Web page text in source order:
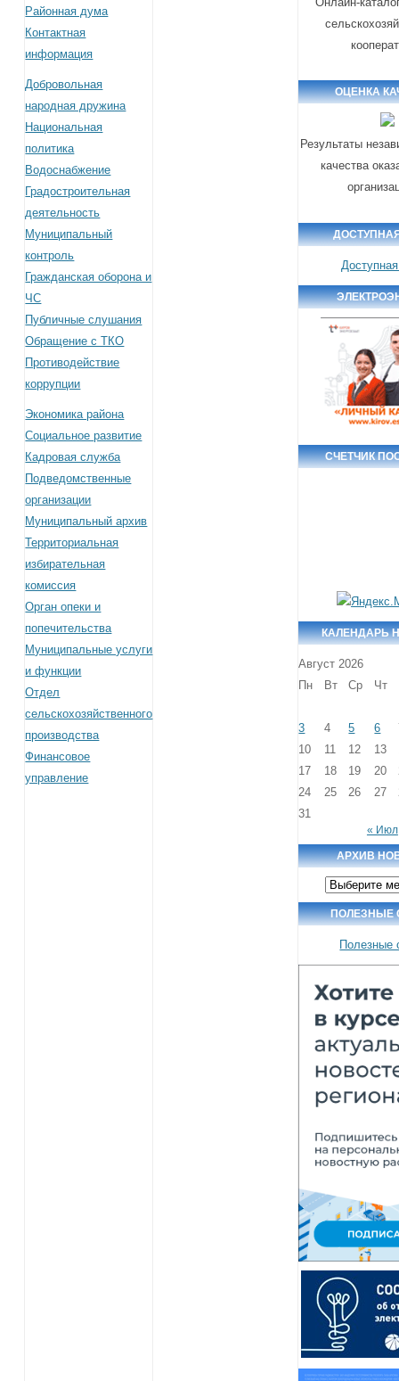
Районная дума
Контактная
информация
Добровольная
народная дружина
Национальная
политика
Водоснабжение
Градостроительная
деятельность
Муниципальный
контроль
Гражданская оборона и
ЧС
Публичные слушания
Обращение с ТКО
Противодействие
коррупции
Экономика района
Социальное развитие
Кадровая служба
Подведомственные
организации
Муниципальный архив
Территориальная
избирательная
комиссия
Орган опеки и
попечительства
Муниципальные услуги
и функции
Отдел
сельскохозяйственного
производства
Финансовое
управление
ОЦЕНКА
Результаты
качества
СЧЕТЧИК
КАЛЕНДАРЬ
Август 2026
Пн
Вт Ср Чт
3 4 5 6
10
11 12 13
17
18 19 20
24
25 26 27
31
« Июл
АРХИВ
Архив
новостей
ПОЛЕЗНЫЕ
Полезные